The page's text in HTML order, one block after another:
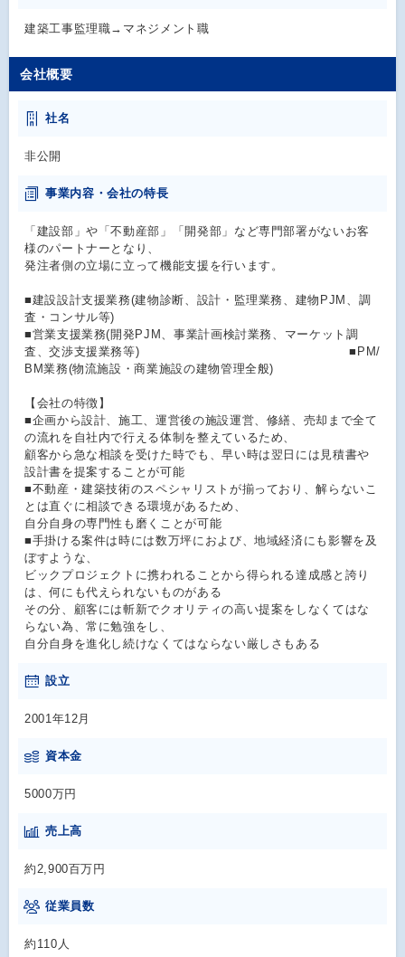
建築工事監理職→マネジメント職
会社概要
社名
非公開
事業内容・会社の特長
「建設部」や「不動産部」「開発部」など専門部署がないお客
様のパートナーとなり、
発注者側の立場に立って機能支援を行います。
■建設設計支援業務(建物診断、設計・監理業務、建物PJM、調
査・コンサル等)
■営業支援業務(開発PJM、事業計画検討業務、マーケット調
査、交渉支援業務等) ■PM/
BM業務(物流施設・商業施設の建物管理全般)
【会社の特徴】
■企画から設計、施工、運営後の施設運営、修繕、売却まで全て
の流れを自社内で行える体制を整えているため、
顧客から急な相談を受けた時でも、早い時は翌日には見積書や
設計書を提案することが可能
■不動産・建築技術のスペシャリストが揃っており、解らないこ
とは直ぐに相談できる環境があるため、
自分自身の専門性も磨くことが可能
■手掛ける案件は時には数万坪におよび、地域経済にも影響を及
ぼすような、
ビックプロジェクトに携われることから得られる達成感と誇り
は、何にも代えられないものがある
その分、顧客には斬新でクオリティの高い提案をしなくてはな
らない為、常に勉強をし、
自分自身を進化し続けなくてはならない厳しさもある
設立
2001年12月
資本金
5000万円
売上高
約2,900百万円
従業員数
約110人